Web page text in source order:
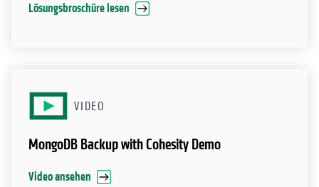
Lösungsbroschüre lesen
VIDEO
MongoDB Backup with Cohesity Demo
Video ansehen